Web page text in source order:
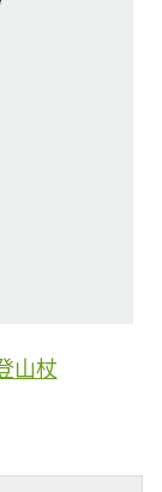
山杖